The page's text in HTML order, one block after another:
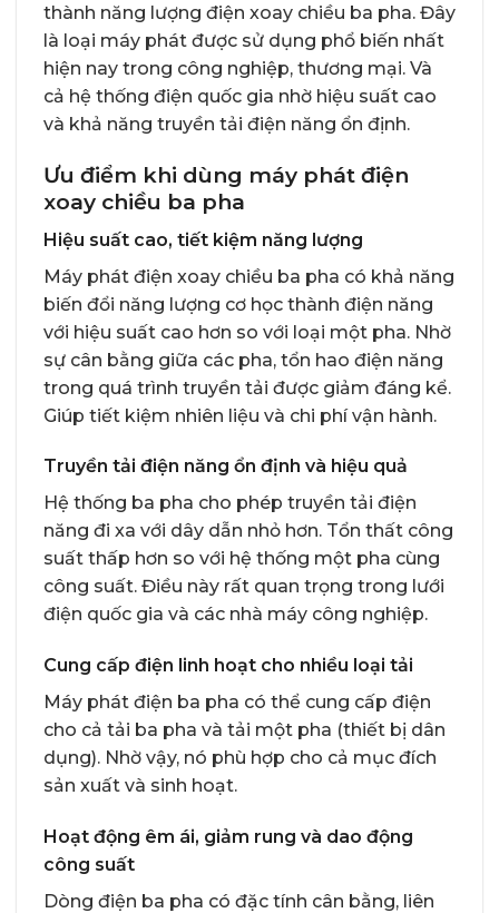
thành năng lượng điện xoay chiều ba pha. Đây
là loại máy phát được sử dụng phổ biến nhất
hiện nay trong công nghiệp, thương mại. Và
cả hệ thống điện quốc gia nhờ hiệu suất cao
và khả năng truyền tải điện năng ổn định.
Ưu điểm khi dùng máy phát điện
xoay chiều ba pha
Hiệu suất cao, tiết kiệm năng lượng
Máy phát điện xoay chiều ba pha có khả năng
biến đổi năng lượng cơ học thành điện năng
với hiệu suất cao hơn so với loại một pha. Nhờ
sự cân bằng giữa các pha, tổn hao điện năng
trong quá trình truyền tải được giảm đáng kể.
Giúp tiết kiệm nhiên liệu và chi phí vận hành.
Truyền tải điện năng ổn định và hiệu quả
Hệ thống ba pha cho phép truyền tải điện
năng đi xa với dây dẫn nhỏ hơn. Tổn thất công
suất thấp hơn so với hệ thống một pha cùng
công suất. Điều này rất quan trọng trong lưới
điện quốc gia và các nhà máy công nghiệp.
Cung cấp điện linh hoạt cho nhiều loại tải
Máy phát điện ba pha có thể cung cấp điện
cho cả tải ba pha và tải một pha (thiết bị dân
dụng). Nhờ vậy, nó phù hợp cho cả mục đích
sản xuất và sinh hoạt.
Hoạt động êm ái, giảm rung và dao động
công suất
Dòng điện ba pha có đặc tính cân bằng, liên